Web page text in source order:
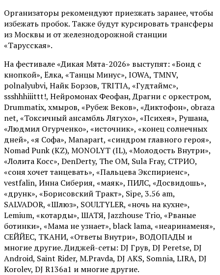
Организаторы рекомендуют приезжать заранее, чтобы
избежать пробок. Также будут курсировать трансферы
из Москвы и от железнодорожной станции
«Тарусская».
На фестивале «Дикая Мята-2026» выступят: «Бонд с
кнопкой», Ёлка, «Танцы Минус», IOWA, TMNV,
polnalyubvi, Найк Борзов, TRITIA, «Гудтаймс»,
ssshhhiiittt!, Нейромонах Феофан, Драгни с оркестром,
Drummatix, хмыров, «Рубеж Веков», «Диктофон», obraza
net, «Токсичный ансамбль Лягухо», «Психея», Рушана,
«Людмил Огурченко», «источник», «конец солнечных
дней», «я Софа», Manapart, «синдром главного героя»,
Nomad Punk (KZ), MONOLYT (IL), «Молодость Внутри»,
«Лолита Косс», DenDerty, The OM, Sula Fray, СТРИО,
«соня хочет танцевать», «Пальцева Экспириенс»,
vestfalin, Инна Сиберия, «маяк», ПИЛС, «Досвидошь»,
«друнк», «Борисовский Тракт», Sipe, 3.56 am,
SALVADOR, «Шлюз», SOULTYLER, «ночь на кухне»,
Lemium, «котарды», ШАТЯ, Jazzhouse Trio, «Рваные
ботинки», «Мама не узнает», black lama, «неаринаменя»,
СЕЙЙЕС, ТКАНИ, «Ответы Внутри», ВОДОПАДЫ и
многие другие. Диджей-сеты: DJ Грув, DJ Peretse, DJ
Android, Saint Rider, М.Pravda, DJ AKS, Somnia, LIRA, DJ
Korolev, DJ R136a1 и многие другие.